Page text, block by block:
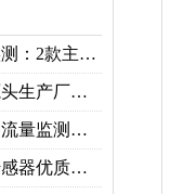
手持式测风速仪实测：2款主流型号参数对比+3类应用场景
2026虫情测报灯源头生产厂家优选推荐：云境天合
2026市政排水管网流量监测系统top10推荐榜：高精度+多维度监测管网环境
防汛型翻斗雨量传感器优质厂家 TOP5 榜首